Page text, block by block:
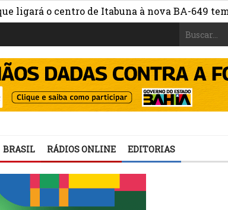
o centro de Itabuna à nova BA-649 tem 71%
BRASIL RÁDIOS ONLINE EDITORIAS